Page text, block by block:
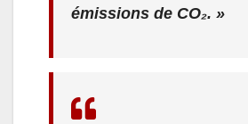
émissions de CO₂. »